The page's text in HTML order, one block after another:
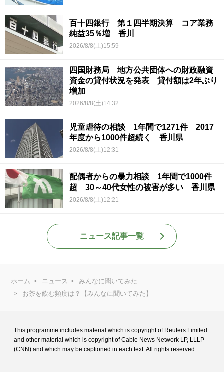
百十四銀行 第１四半期決算 コア業務
純益35％増 香川
2026/8/8(土)15:59
四国財務局 地方公共団体への財政融資
資金の貸付状況を発表 貸付額は2年ぶり
増加
2026/8/8(土)14:32
児童虐待の相談 1年間で1271件 2017
年度から1000件超続く 香川県
2026/8/8(土)12:31
配偶者からの暴力相談 1年間で1000件
超 30～40代女性の被害が多い 香川県
2026/8/8(土)12:21
ニュース記事一覧
ホーム ニュース
みんなに聞いてみた
お茶を飲む頻度は？【みんなに聞いてみた】
This programme includes material which is copyright of Reuters Limited
and other material which is copyright of Cable News Network LP, LLLP
(CNN) and which may be captioned in each text. All rights reserved.